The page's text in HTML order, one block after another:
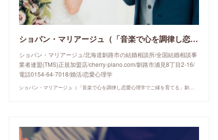
ショパン・マリアージュ（「音楽で心を調律し恋愛心理学でご縁を育てる」釧路市の結婚相談所）/ 全国結婚相談事業者連盟正規加盟店 / cherry-piano.com
ショパン・マリアージュ/北海道釧路市の結婚相談所/全国結婚相談事
業者連盟(TMS)正規加盟店/cherry-piano.com/釧路市浦見8丁目2-16/
電話0154-64-7018/婚活/恋愛心理学
ショパン・マリアージュ（「音楽で心を調律し恋愛心理学でご縁を育てる」釧路市の結婚相談所）/ 全国結婚相談事業者連盟正規加盟店 / cherry-piano.com